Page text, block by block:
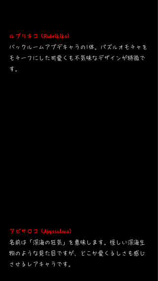
ルブリキコ (Rubrikiko)
バックルームアプデキャラの1体。パズルオモチャを
モチーフにした可愛くも不気味なデザインが特徴で
す。
アビサロコ (Abyssaloco)
名前は「深海の狂気」を意味します。怪しい深海生
物のような見た目ですが、どこか愛くるしさも感じ
させるレアキャラです。